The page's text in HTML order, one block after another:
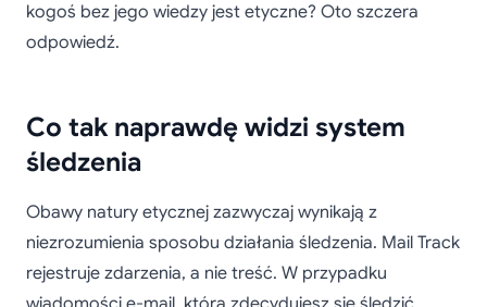
kogoś bez jego wiedzy jest etyczne? Oto szczera
odpowiedź.
Co tak naprawdę widzi system
śledzenia
Obawy natury etycznej zazwyczaj wynikają z
niezrozumienia sposobu działania śledzenia. Mail Track
rejestruje zdarzenia, a nie treść. W przypadku